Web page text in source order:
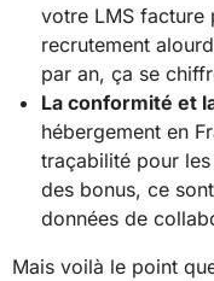
votre LMS facture
recrutement
par an, ça se
La conformité et
hébergement en
traçabilité pour
des bonus, ce
données de
Mais voilà le point